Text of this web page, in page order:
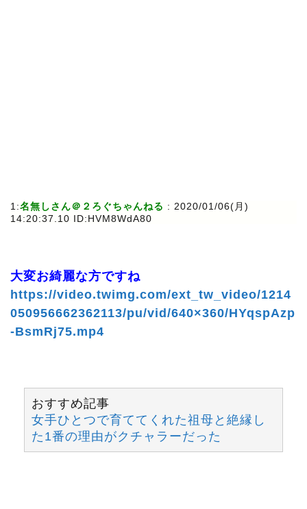
1:名無しさん＠２ろぐちゃんねる : 2020/01/06(月)
14:20:37.10 ID:HVM8WdA80
大変お綺麗な方ですね
https://video.twimg.com/ext_tw_video/1214
050956662362113/pu/vid/640×360/HYqspAzp
-BsmRj75.mp4
おすすめ記事
女手ひとつで育ててくれた祖母と絶縁し
た1番の理由がクチャラーだった